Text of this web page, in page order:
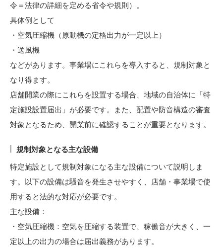
令＝法律の詳細を定める省令や規則）。
具体例として
・空気圧縮機（原動機の定格出力が一定以上）
・送風機
などがあります。事業場にこれらを導入すると、規制対象と
なり得ます。
店舗開業の際にこれらを設置する場合、地域の自治体に「特
定施設設置届出」が必要です。また、配置や防音構造の審査
対象となるため、開業前に確認することが重要となります。
規制対象となる主な設備
特定施設として規制対象になる主な設備について説明しま
す。以下の設備は騒音を発生させやすく、店舗・事業場で使
用すると法的な対応が必要です。
主な設備：
・空気圧縮機：空気を圧縮する装置で、稼働音が大きく、一
定以上の出力の場合は届出義務があります。